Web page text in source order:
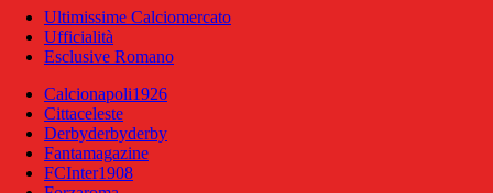
Ultimissime Calciomercato
Ufficialità
Esclusive Romano
Calcionapoli1926
Cittaceleste
Derbyderbyderby
Fantamagazine
FCInter1908